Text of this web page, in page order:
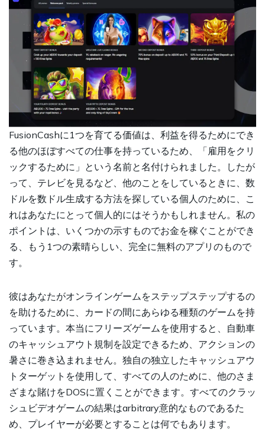
FusionCashに1つを育てる価値は、利益を得るためにでき
る他のほぼすべての仕事を持っているため、「雇用をクリ
ックするために」という名前と名付けられました。したが
って、テレビを見るなど、他のことをしているときに、数
ドルを数ドル生成する方法を探している個人のために、こ
れはあなたにとって個人的にはそうかもしれません。私の
ポイントは、いくつかの示すものでお金を稼ぐことができ
る、もう1つの素晴らしい、完全に無料のアプリのもので
す。
彼はあなたがオンラインゲームをステップステップするの
を助けるために、カードの間にあらゆる種類のゲームを持
っています。本当にフリーズゲームを使用すると、自動車
のキャッシュアウト規制を設定できるため、アクションの
暑さに巻き込まれません。独自の独立したキャッシュアウ
トターゲットを使用して、すべての人のために、他のさま
ざまな賭けをDOSに置くことができます。すべてのクラッ
シュビデオゲームの結果はarbitrary意的なものであるた
め、プレイヤーが必要とすることは何でもあります。